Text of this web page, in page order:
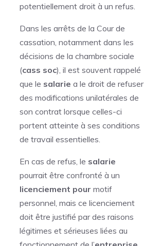
potentiellement droit à un refus.
Dans les arrêts de la Cour de
cassation, notamment dans les
décisions de la chambre sociale
(cass soc), il est souvent rappelé
que le salarie a le droit de refuser
des modifications unilatérales de
son contrat lorsque celles-ci
portent atteinte à ses conditions
de travail essentielles.
En cas de refus, le salarie
pourrait être confronté à un
licenciement pour motif
personnel, mais ce licenciement
doit être justifié par des raisons
légitimes et sérieuses liées au